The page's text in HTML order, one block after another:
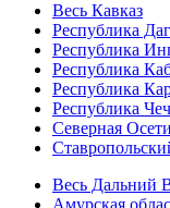
Весь Кавказ
Республика
Республика
Республика
Республика
Республика
Северная
Весь Дальний
Амурская